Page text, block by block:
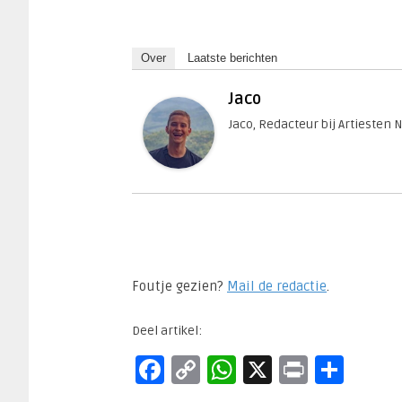
Over Laatste berichten
Jaco
Jaco, Redacteur bij Artiesten
Foutje gezien? Mail de redactie
Deel artikel:
Facebook
CopyWhatsApp
X Print